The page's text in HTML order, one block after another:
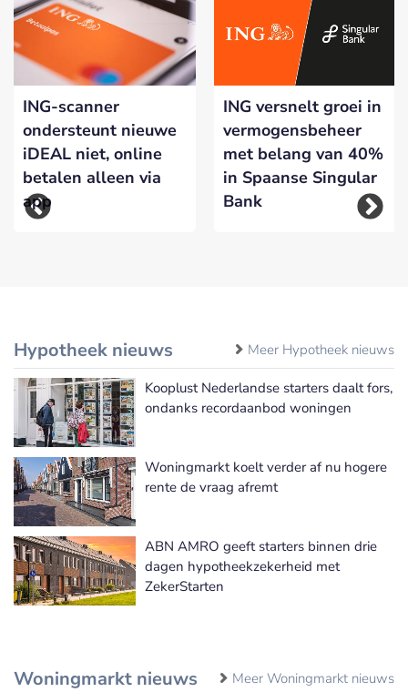
ING-scanner
ondersteunt nieuwe
iDEAL niet, online
betalen alleen via
app
ING versnelt groei in
vermogensbeheer
met belang van 40%
in Spaanse Singular
Bank
Hypotheek nieuws Meer Hypotheek nieuws
Kooplust Nederlandse starters daalt fors,
ondanks recordaanbod woningen
Woningmarkt koelt verder af nu hogere
rente de vraag afremt
ABN AMRO geeft starters binnen drie
dagen hypotheekzekerheid met
ZekerStarten
Woningmarkt nieuws Meer Woningmarkt nieuws